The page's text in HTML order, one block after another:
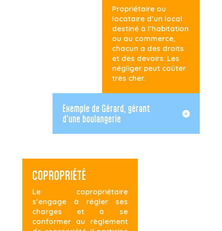
Propriétaire ou
locataire d’un local
destiné à l’habitation
ou au commerce,
chacun a des droits
et des devoirs. Les
négliger peut coûter
très cher.
Exemple de Gérard, gérant
d'une boulangerie
COPROPRIÉTÉ
Le copropriétaire
s’engage à régler ses
charges et à se
conformer au règlement